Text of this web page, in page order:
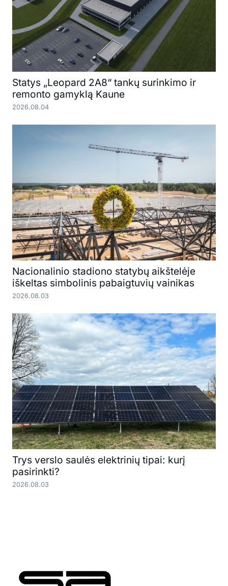
Statys „Leopard 2A8“ tankų surinkimo ir
remonto gamyklą Kaune
2026.08.04
Nacionalinio stadiono statybų aikštelėje
iškeltas simbolinis pabaigtuvių vainikas
2026.08.03
Trys verslo saulės elektrinių tipai: kurį
pasirinkti?
2026.08.03